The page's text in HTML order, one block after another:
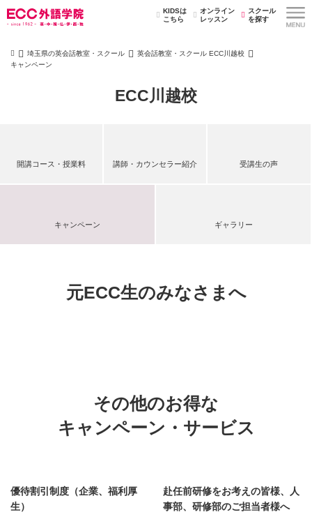
KIDSは
こちら
オンライン
レッスン
スクール
を探す
埼玉県の英会話教室・スクール
英会話教室・スクール ECC川越校
キャンペーン
ECC川越校
開講コース・授業料 講師・カウンセラー紹介 受講生の声
キャンペーン ギャラリー
元ECC生のみなさまへ
その他のお得な
キャンペーン・サービス
優待割引制度（企業、福利厚
生）
赴任前研修をお考えの皆様、人
事部、研修部のご担当者様へ